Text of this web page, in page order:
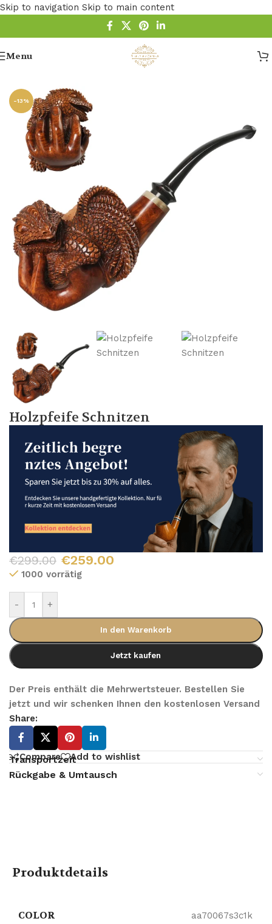
Skip to navigation Skip to main content
Menu
/Bruyere Pfeifen
-13%
Holzpfeife Schnitzen
€299.00 €259.00
1000 vorrätig
- +
In den Warenkorb
Jetzt kaufen
Der Preis enthält die Mehrwertsteuer. Bestellen Sie
jetzt und wir schenken Ihnen den kostenlosen Versand
Share:
Compare Add to wishlist
Transportzeit
Rückgabe & Umtausch
Produktdetails
COLOR aa70067s3c1k